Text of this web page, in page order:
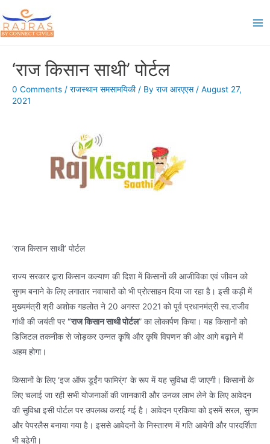
to
content
‘राज किसान साथी’ पोर्टल
0 Comments / राजस्थान समसामयिकी/ By राज आरएएस / August 27,
2021
‘राज किसान साथी’ पोर्टल
राज्य सरकार द्वारा किसान कल्याण की दिशा में किसानों की आजीविका एवं जीवन को
सुगम बनाने के लिए लगातार नवाचारों को भी प्रोत्साहन दिया जा रहा है। इसी कड़ी में
मुख्यमंत्री श्री अशोक गहलोत ने 20 अगस्त 2021 को पूर्व प्रधानमंत्री स्व.राजीव
गांधी की जयंती पर“राज किसान साथी पोर्टल” का लोकार्पण किया। यह किसानों को
डिजिटल तकनीक से जोड़कर उन्नत कृृषि और कृृषि विपणन की ओर आगे बढ़ाने में
अहम होगा।
किसानों के लिए ‘इज ऑफ डूईंग फामिर्ंग’ के रूप में यह सुविधा दी जाएगी। किसानों के
लिए चलाई जा रही सभी योजनाओं की जानकारी और उनका लाभ लेने के लिए आवेदन
की सुविधा इसी पोर्टल पर उपलब्ध कराई गई है। आवेदन प्रकिया को इसमें सरल, सुगम
और पेपरलैस बनाया गया है। इससे आवेदनों के निस्तारण में गति आयेगी और पारदर्शिता
भी बढ़ेगी।